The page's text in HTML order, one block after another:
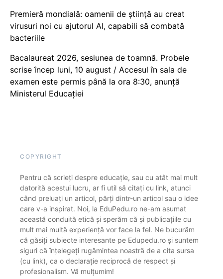
Premieră mondială: oamenii de știință au creat
virusuri noi cu ajutorul AI, capabili să combată
bacteriile
Bacalaureat 2026, sesiunea de toamnă. Probele
scrise încep luni, 10 august / Accesul în sala de
examen este permis până la ora 8:30, anunță
Ministerul Educației
COPYRIGHT
Pentru că scrieți despre educație, sau cu atât mai mult
datorită acestui lucru, ar fi util să citați cu link, atunci
când preluați un articol, părți dintr-un articol sau o idee
care v-a inspirat. Noi, la EduPedu.ro ne-am asumat
această conduită etică și sperăm că și publicațiile cu
mult mai multă experiență vor face la fel. Ne bucurăm
că găsiți subiecte interesante pe Edupedu.ro și suntem
siguri că înțelegeți rugămintea noastră de a cita sursa
(cu link), ca o declarație reciprocă de respect și
profesionalism. Vă mulțumim!